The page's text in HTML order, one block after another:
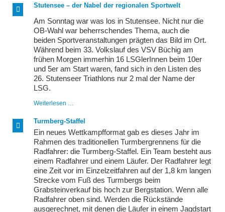
Stutensee – der Nabel der regionalen Sportwelt
Am Sonntag war was los in Stutensee. Nicht nur die
OB-Wahl war beherrschendes Thema, auch die
beiden Sportveranstaltungen prägten das Bild im Ort.
Während beim 33. Volkslauf des VSV Büchig am
frühen Morgen immerhin 16 LSGlerInnen beim 10er
und 5er am Start waren, fand sich in den Listen des
26. Stutenseer Triathlons nur 2 mal der Name der
LSG.
Weiterlesen …
der
Nabel
der
regionalen
Sportwelt
Turmberg-Staffel
Ein neues Wettkampfformat gab es dieses Jahr im
Rahmen des traditionellen Turmbergrennens für die
Radfahrer: die Turmberg-Staffel. Ein Team besteht aus
einem Radfahrer und einem Läufer. Der Radfahrer legt
eine Zeit vor im Einzelzeitfahren auf der 1,8 km langen
Strecke vom Fuß des Turmbergs beim
Grabsteinverkauf bis hoch zur Bergstation. Wenn alle
Radfahrer oben sind. Werden die Rückstände
ausgerechnet, mit denen die Läufer in einem Jagdstart